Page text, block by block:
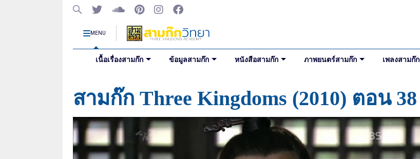
MENU
เนื้อเรื่องสามก๊ก ข้อมูลสามก๊ก หนังสือสามก๊ก ภาพยนตร์สามก๊ก เพลงสามก๊ก
สามก๊ก Three Kingdoms (2010) ตอน 38